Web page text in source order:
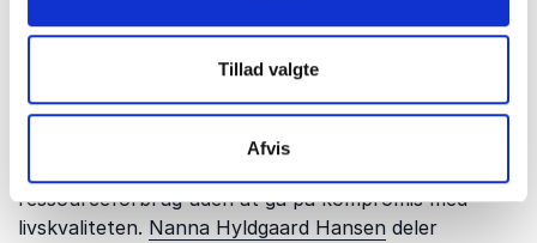
Tillad valgte
Afvis
organisationer. Nogle af de centrale emner inkluderer:
Bæredygtigt forbrug i hverdagen
ressourceforbrug uden at gå på kompromis med
livskvaliteten. Nanna Hyldgaard Hansen deler